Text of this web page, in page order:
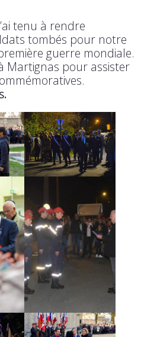
tenu à rendre
tombés pour notre
guerre mondiale.
Martignas pour assister